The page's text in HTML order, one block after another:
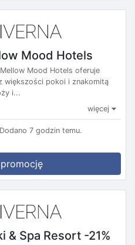
Mood Hotels
Mood Hotels oferuje
większości pokoi i znakomitą
i...
więcej
Dodano 7 godzin temu.
& Spa Resort -21%